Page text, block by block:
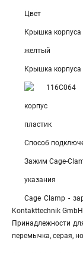
Цвет
Крышка корпуса
желтый
Крышка корпуса
корпус
пластик
Способ
Зажим Cage-
указания
Cage Clamp -
Kontakttechnik
Принадлежности
перемычка, серая,